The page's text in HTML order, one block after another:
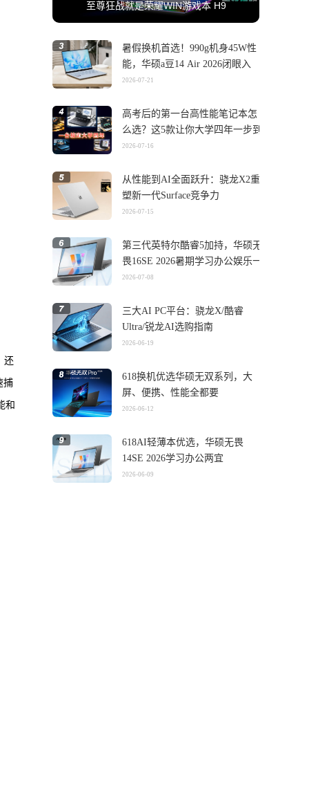
还
捕
和
至尊狂战就是荣耀WIN游戏本 H9
暑假换机首选！990g机身45W性
能，华硕a豆14 Air 2026闭眼入
2026-07-21
高考后的第一台高性能笔记本怎
么选？这5款让你大学四年一步到
位
2026-07-16
从性能到AI全面跃升：骁龙X2重
塑新一代Surface竞争力
2026-07-15
第三代英特尔酷睿5加持，华硕无
畏16SE 2026暑期学习办公娱乐一
机搞定
2026-07-08
三大AI PC平台：骁龙X/酷睿
Ultra/锐龙AI选购指南
2026-06-19
618换机优选华硕无双系列，大
屏、便携、性能全都要
2026-06-12
618AI轻薄本优选，华硕无畏
14SE 2026学习办公两宜
2026-06-09